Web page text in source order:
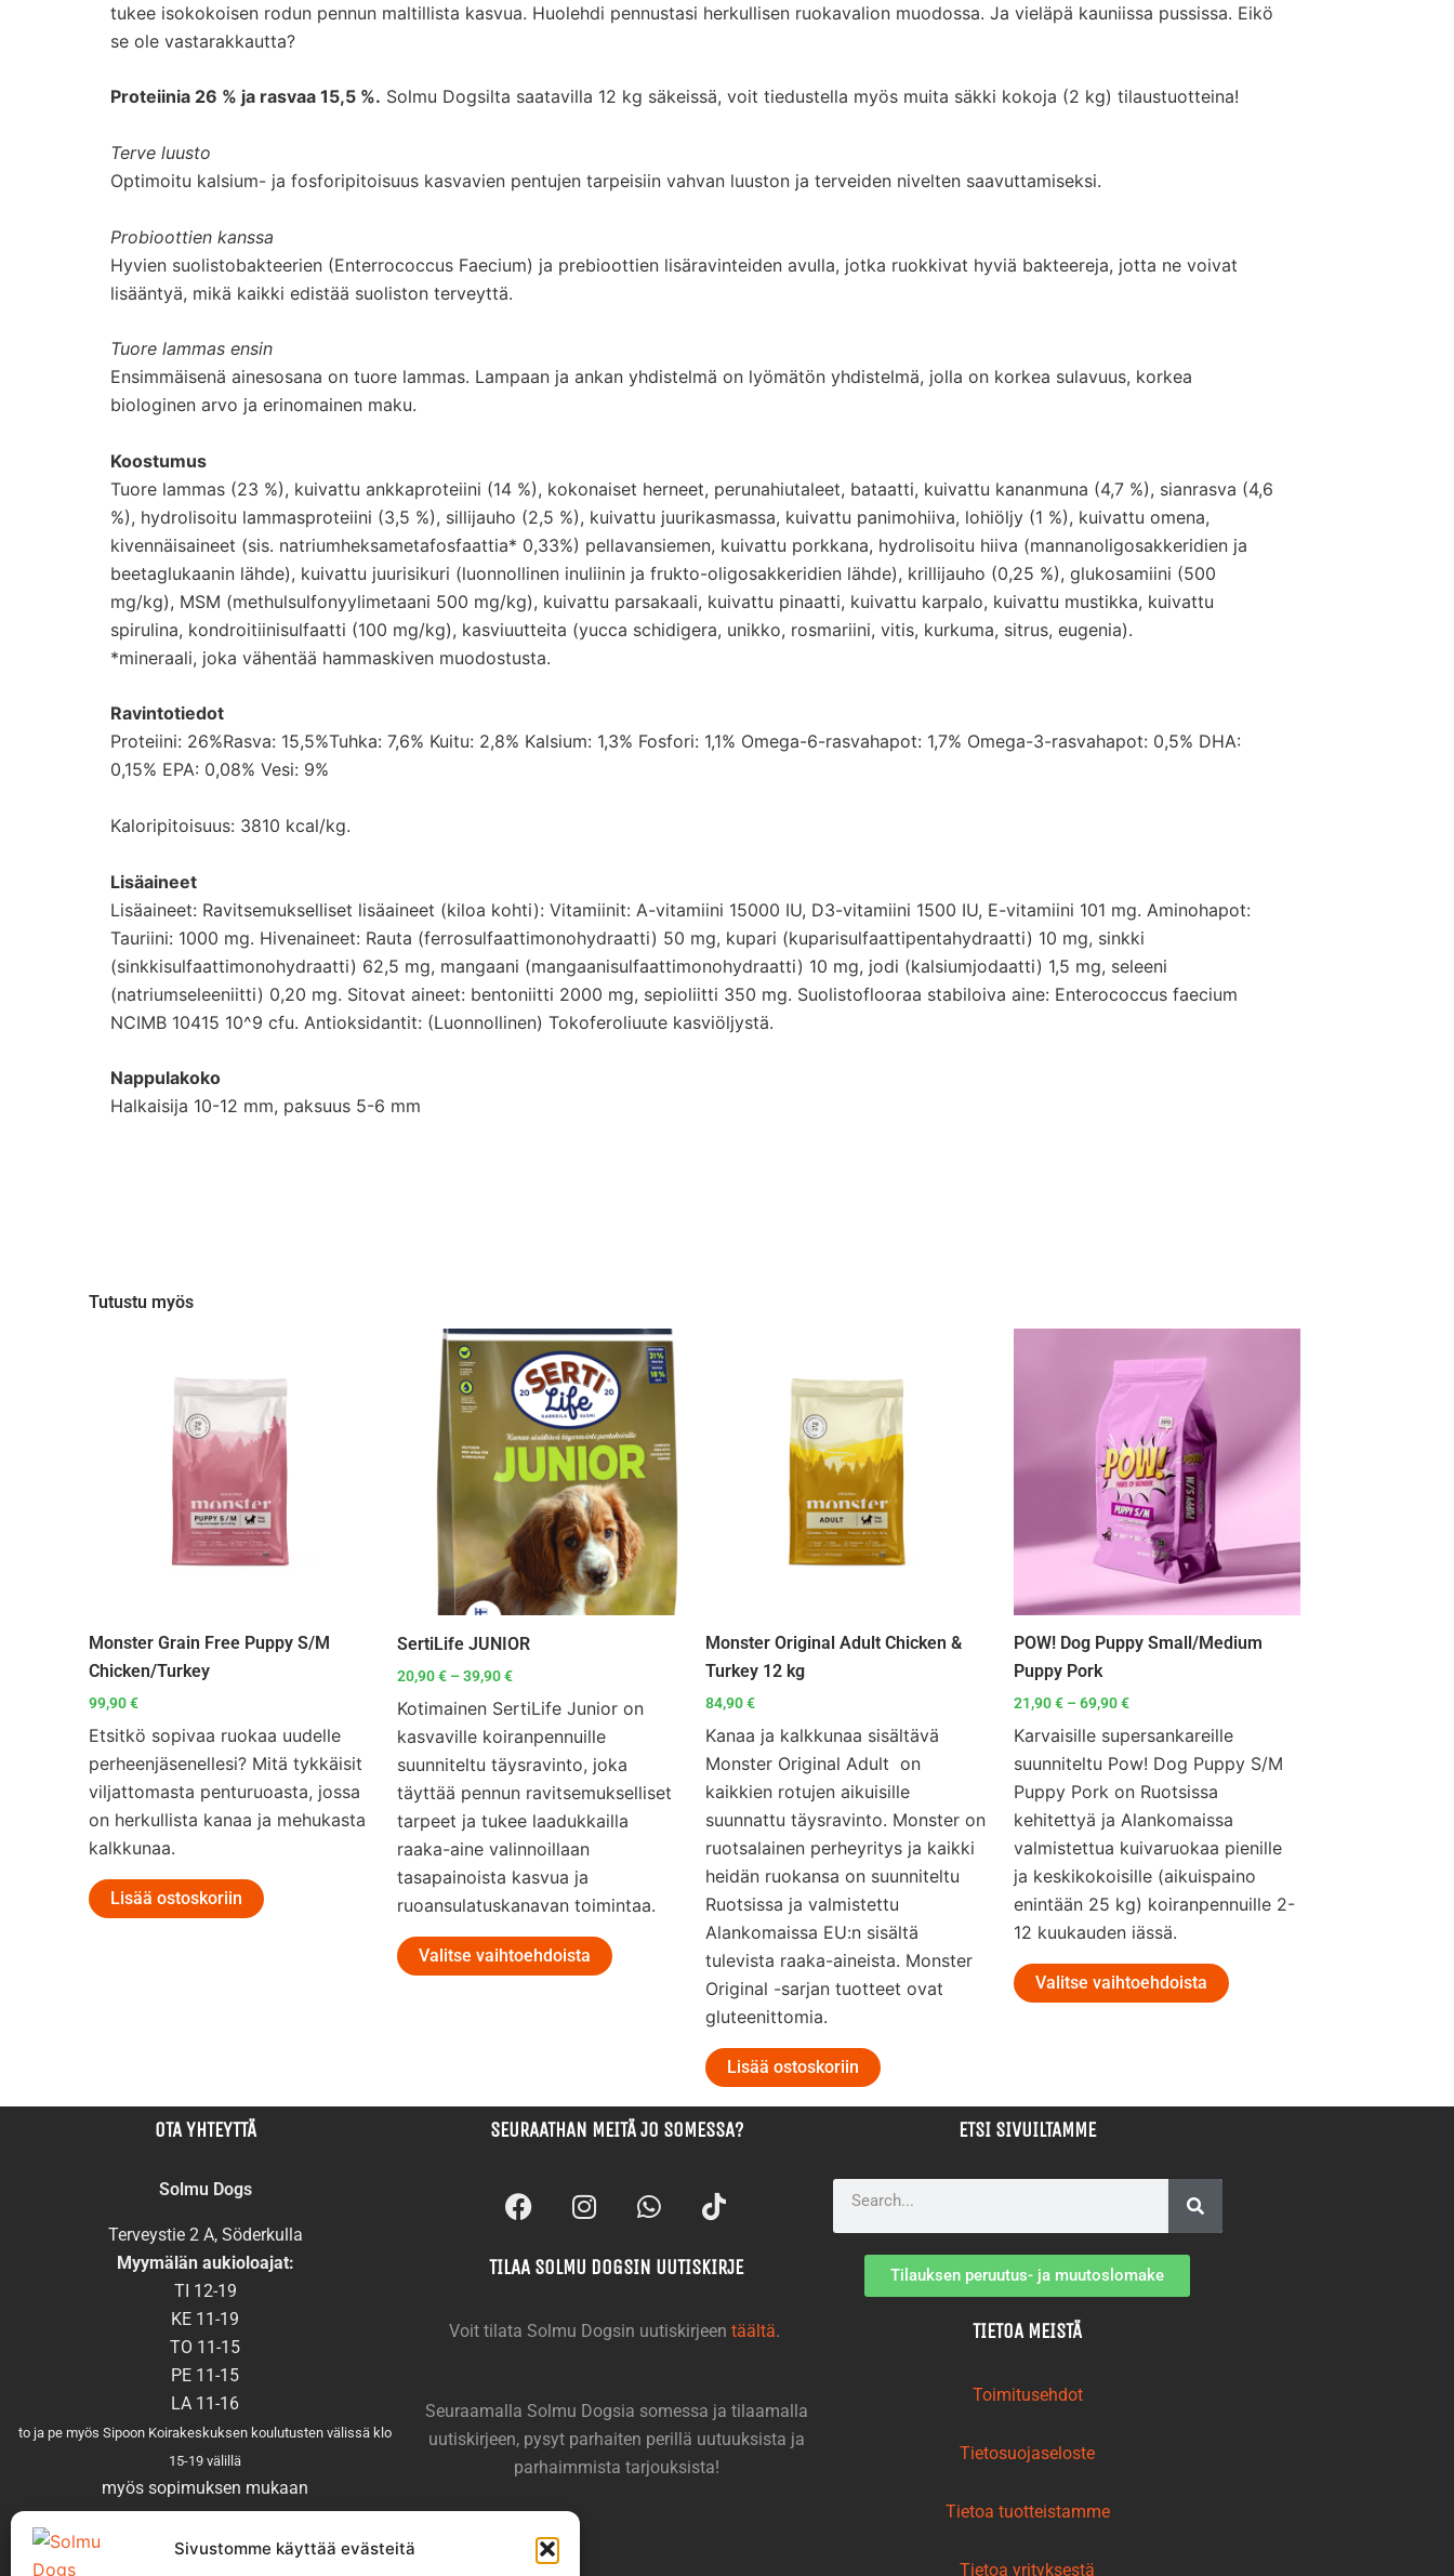
Sivustomme käyttää evästeitä
tukee isokokoisen rodun pennun maltillista kasvua. Huolehdi pennustasi herkullisen ruokavalion muodossa. Ja vieläpä kauniissa pussissa. Eikö
se ole vastarakkautta?
Proteiinia 26 % ja rasvaa 15,5 %. Solmu Dogsilta saatavilla 12 kg säkeissä, voit tiedustella myös muita säkki kokoja (2 kg) tilaustuotteina!
Terve luusto
Optimoitu kalsium- ja fosforipitoisuus kasvavien pentujen tarpeisiin vahvan luuston ja terveiden nivelten saavuttamiseksi.
Probioottien kanssa
Hyvien suolistobakteerien (Enterrococcus Faecium) ja prebioottien lisäravinteiden avulla, jotka ruokkivat hyviä bakteereja, jotta ne voivat
lisääntyä, mikä kaikki edistää suoliston terveyttä.
Tuore lammas ensin
Ensimmäisenä ainesosana on tuore lammas. Lampaan ja ankan yhdistelmä on lyömätön yhdistelmä, jolla on korkea sulavuus, korkea
biologinen arvo ja erinomainen maku.
Koostumus
Tuore lammas (23 %), kuivattu ankkaproteiini (14 %), kokonaiset herneet, perunahiutaleet, bataatti, kuivattu kananmuna (4,7 %), sianrasva (4,6
%), hydrolisoitu lammasproteiini (3,5 %), sillijauho (2,5 %), kuivattu juurikasmassa, kuivattu panimohiiva, lohiöljy (1 %), kuivattu omena,
kivennäisaineet (sis. natriumheksametafosfaattia* 0,33%) pellavansiemen, kuivattu porkkana, hydrolisoitu hiiva (mannanoligosakkeridien ja
beetaglukaanin lähde), kuivattu juurisikuri (luonnollinen inuliinin ja frukto-oligosakkeridien lähde), krillijauho (0,25 %), glukosamiini (500
mg/kg), MSM (methulsulfonyylimetaani 500 mg/kg), kuivattu parsakaali, kuivattu pinaatti, kuivattu karpalo, kuivattu mustikka, kuivattu
spirulina, kondroitiinisulfaatti (100 mg/kg), kasviuutteita (yucca schidigera, unikko, rosmariini, vitis, kurkuma, sitrus, eugenia).
*mineraali, joka vähentää hammaskiven muodostusta.
Ravintotiedot
Proteiini: 26%Rasva: 15,5%Tuhka: 7,6% Kuitu: 2,8% Kalsium: 1,3% Fosfori: 1,1% Omega-6-rasvahapot: 1,7% Omega-3-rasvahapot: 0,5% DHA:
0,15% EPA: 0,08% Vesi: 9%
Kaloripitoisuus: 3810 kcal/kg.
Lisäaineet
Lisäaineet: Ravitsemukselliset lisäaineet (kiloa kohti): Vitamiinit: A-vitamiini 15000 IU, D3-vitamiini 1500 IU, E-vitamiini 101 mg. Aminohapot:
Tauriini: 1000 mg. Hivenaineet: Rauta (ferrosulfaattimonohydraatti) 50 mg, kupari (kuparisulfaattipentahydraatti) 10 mg, sinkki
(sinkkisulfaattimonohydraatti) 62,5 mg, mangaani (mangaanisulfaattimonohydraatti) 10 mg, jodi (kalsiumjodaatti) 1,5 mg, seleeni
(natriumseleeniitti) 0,20 mg. Sitovat aineet: bentoniitti 2000 mg, sepioliitti 350 mg. Suolistoflooraa stabiloiva aine: Enterococcus faecium
NCIMB 10415 10^9 cfu. Antioksidantit: (Luonnollinen) Tokoferoliuute kasviöljystä.
Nappulakoko
Halkaisija 10-12 mm, paksuus 5-6 mm
Tutustu myös
Monster Grain Free Puppy S/M
Chicken/Turkey
99,90€
Etsitkö sopivaa ruokaa uudelle
perheenjäsenellesi? Mitä tykkäisit
viljattomasta penturuoasta, jossa
on herkullista kanaa ja mehukasta
kalkkunaa.
Lisää ostoskoriin
SertiLife JUNIOR
20,90€ – 39,90€
Hintaluokka:
20,90 €
-
39,90 €
Kotimainen SertiLife Junior on
kasvaville koiranpennuille
suunniteltu täysravinto, joka
täyttää pennun ravitsemukselliset
tarpeet ja tukee laadukkailla
raaka-aine valinnoillaan
tasapainoista kasvua ja
ruoansulatuskanavan toimintaa.
Valitse vaihtoehdoista
Tällä
tuotteella
on
useampi
muunnelma.
Voit
tehdä
valinnat
tuotteen
sivulla.
Monster Original Adult Chicken &
Turkey 12 kg
84,90€
Kanaa ja kalkkunaa sisältävä
Monster Original Adult on
kaikkien rotujen aikuisille
suunnattu täysravinto. Monster on
ruotsalainen perheyritys ja kaikki
heidän ruokansa on suunniteltu
Ruotsissa ja valmistettu
Alankomaissa EU:n sisältä
tulevista raaka-aineista. Monster
Original -sarjan tuotteet ovat
gluteenittomia.
Lisää ostoskoriin
POW! Dog Puppy Small/Medium
Puppy Pork
21,90€ – 69,90€
21,90 €
-
Karvaisille supersankareille
suunniteltu Pow! Dog Puppy S/M
Puppy Pork on Ruotsissa
kehitettyä ja Alankomaissa
valmistettua kuivaruokaa pienille
ja keskikokoisille (aikuispaino
enintään 25 kg) koiranpennuille 2-
12 kuukauden iässä.
Valitse vaihtoehdoista
muunnelma.
Voit
valinnat
tuotteen
sivulla.
OTA YHTEYTTÄ
Solmu Dogs
Terveystie 2 A, Söderkulla
Myymälän aukioloajat:
TI 12-19
KE 11-19
TO 11-15
PE 11-15
LA 11-16
to ja pe myös Sipoon Koirakeskuksen koulutusten välissä klo
15-19 välillä
myös sopimuksen mukaan
täältä.
SEURAATHAN MEITÄ JO SOMESSA?
F
a
e
o
I
n
t
g
m
W
h
t
a
T
i
t
k
TILAA SOLMU DOGSIN UUTISKIRJE
Voit tilata Solmu Dogsin uutiskirjeen täältä.
Seuraamalla Solmu Dogsia somessa ja tilaamalla
uutiskirjeen, pysyt parhaiten perillä uutuuksista ja
parhaimmista tarjouksista!
ETSI SIVUILTAMME
Tilauksen peruutus- ja muutoslomake
TIETOA MEISTÄ
Toimitusehdot
Tietosuojaseloste
Tietoa tuotteistamme
Tietoa yrityksestä